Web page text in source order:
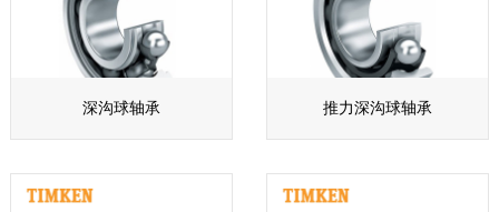
深沟球轴承 推力深沟球轴承